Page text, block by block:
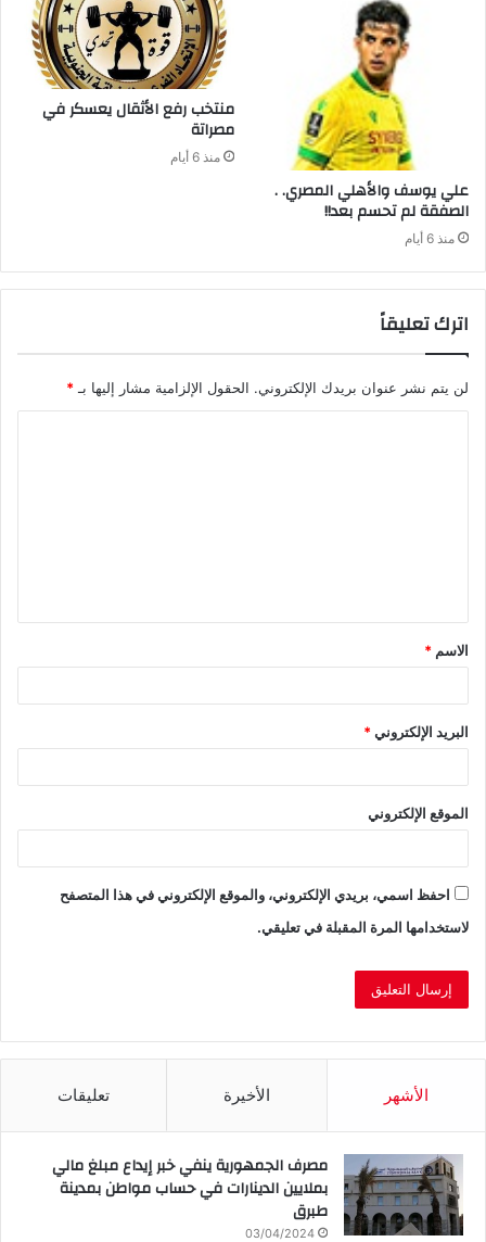
علي‭ ‬يوسف‭ ‬والأهلي‭ ‬المصري‭ . .
‬الصفقة‭ ‬لم‭ ‬تحسم‭ ‬بعد‭ !!‬
منذ 6 أيام
‬مصراتة‭ ‬
منذ 6 أيام
اترك تعليقاً
لن يتم نشر عنوان بريدك الإلكتروني. الحقول الإلزامية مشار إليها بـ *
ق
*
الاسم *
البريد الإلكتروني*
الموقع الإلكتروني
احفظ اسمي، بريدي الإلكتروني، والموقع الإلكتروني في هذا المتصفح
لاستخدامها المرة المقبلة في تعليقي.
الأشهر الأخيرة تعليقات
مصرف الجمهورية ينفي خبر إيداع مبلغ مالي
بملايين الدينارات في حساب مواطن بمدينة
طبرق
03/04/2024